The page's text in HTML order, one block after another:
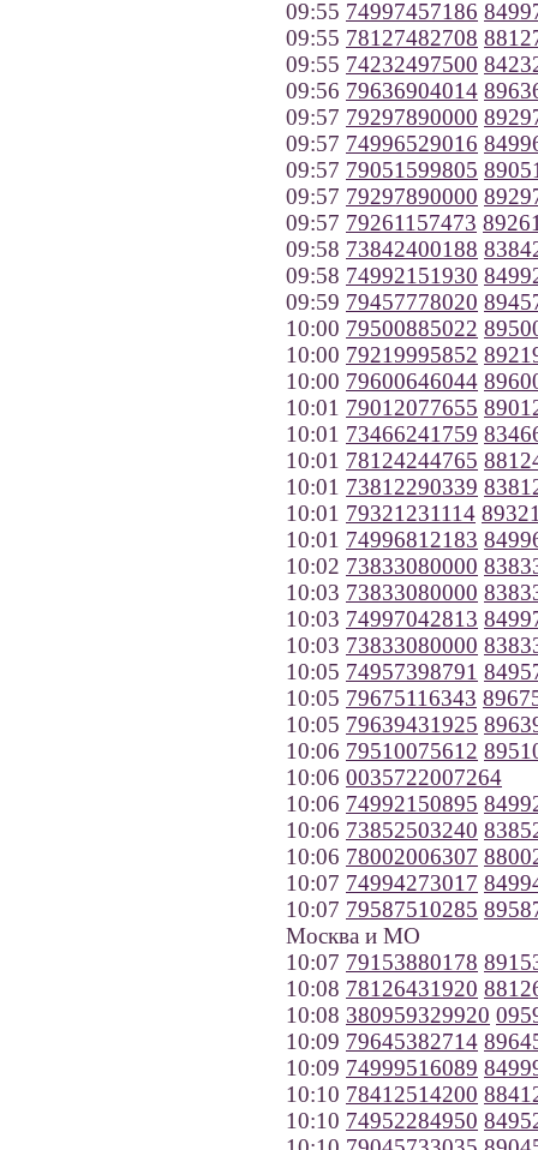
09:55 74997457186
09:55 78127482708
09:55 74232497500
09:56 79636904014
09:57 79297890000
09:57 74996529016
09:57 79051599805
09:57 79297890000
09:57 79261157473
09:58 73842400188
09:58 74992151930
09:59 79457778020
10:00 79500885022
10:00 79219995852
10:00 79600646044
10:01 79012077655
10:01 73466241759
10:01 78124244765
10:01 73812290339
10:01 79321231114
10:01 74996812183
10:02 73833080000
10:03 73833080000
10:03 74997042813
10:03 73833080000
10:05 74957398791
10:05 79675116343
10:05 79639431925
10:06 79510075612
10:06 0035722007264
10:06 74992150895
10:06 73852503240
10:06 78002006307
10:07 74994273017
10:07 79587510285
Москва и МО
10:07 79153880178
10:08 78126431920
10:08 380959329920
10:09 79645382714
10:09 74999516089
10:10 78412514200
10:10 74952284950